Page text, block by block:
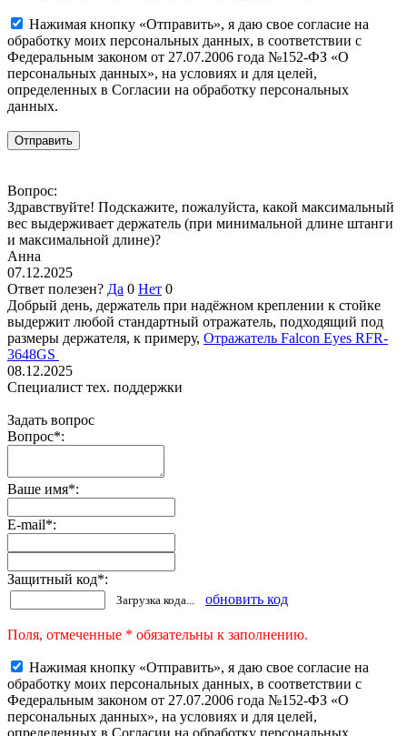
Нажимая кнопку «Отправить», я даю свое согласие на
обработку моих персональных данных, в соответствии с
Федеральным законом от 27.07.2006 года №152-ФЗ «О
персональных данных», на условиях и для целей,
определенных в Согласии на обработку персональных
данных.
Вопрос:
Здравствуйте! Подскажите, пожалуйста, какой максимальный
вес выдерживает держатель (при минимальной длине штанги
и максимальной длине)?
Анна
07.12.2025
Ответ полезен? Да 0 Нет 0
Добрый день, держатель при надёжном креплении к стойке
выдержит любой стандартный отражатель, подходящий под
размеры держателя, к примеру, Отражатель Falcon Eyes RFR-
3648GS
08.12.2025
Специалист тех. поддержки
Задать вопрос
Вопрос*:
Ваше имя*:
E-mail*:
Защитный код*:
Загрузка кода... обновить код
Поля, отмеченные * обязательны к заполнению.
Нажимая кнопку «Отправить», я даю свое согласие на
обработку моих персональных данных, в соответствии с
Федеральным законом от 27.07.2006 года №152-ФЗ «О
персональных данных», на условиях и для целей,
определенных в Согласии на обработку персональных